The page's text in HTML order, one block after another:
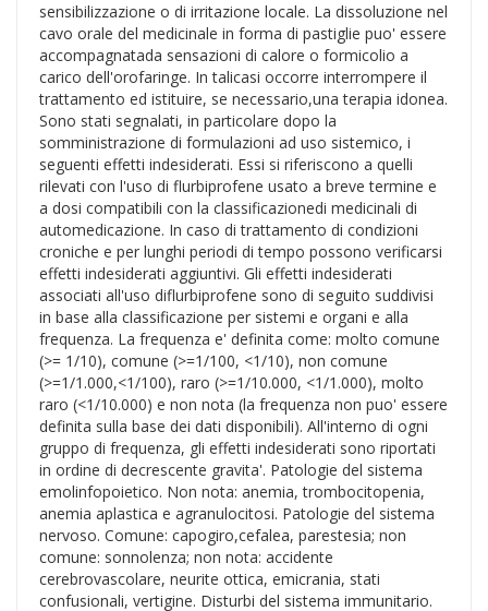
sensibilizzazione o di irritazione locale. La dissoluzione nel
cavo orale del medicinale in forma di pastiglie puo' essere
accompagnatada sensazioni di calore o formicolio a
carico dell'orofaringe. In talicasi occorre interrompere il
trattamento ed istituire, se necessario,una terapia idonea.
Sono stati segnalati, in particolare dopo la
somministrazione di formulazioni ad uso sistemico, i
seguenti effetti indesiderati. Essi si riferiscono a quelli
rilevati con l'uso di flurbiprofene usato a breve termine e
a dosi compatibili con la classificazionedi medicinali di
automedicazione. In caso di trattamento di condizioni
croniche e per lunghi periodi di tempo possono verificarsi
effetti indesiderati aggiuntivi. Gli effetti indesiderati
associati all'uso diflurbiprofene sono di seguito suddivisi
in base alla classificazione per sistemi e organi e alla
frequenza. La frequenza e' definita come: molto comune
(>= 1/10), comune (>=1/100, <1/10), non comune
(>=1/1.000,<1/100), raro (>=1/10.000, <1/1.000), molto
raro (<1/10.000) e non nota (la frequenza non puo' essere
definita sulla base dei dati disponibili). All'interno di ogni
gruppo di frequenza, gli effetti indesiderati sono riportati
in ordine di decrescente gravita'. Patologie del sistema
emolinfopoietico. Non nota: anemia, trombocitopenia,
anemia aplastica e agranulocitosi. Patologie del sistema
nervoso. Comune: capogiro,cefalea, parestesia; non
comune: sonnolenza; non nota: accidente
cerebrovascolare, neurite ottica, emicrania, stati
confusionali, vertigine. Disturbi del sistema immunitario.